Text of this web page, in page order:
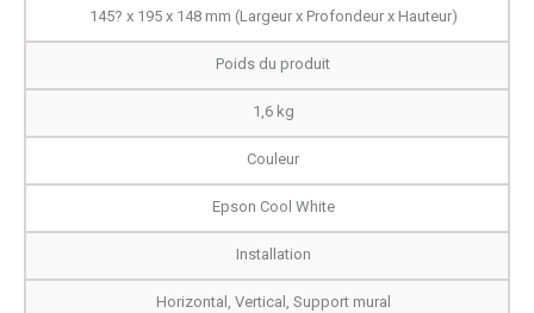
145? x 195 x 148 mm (Largeur x Profondeur x Hauteur)
Poids du produit
1,6 kg
Couleur
Epson Cool White
Installation
Horizontal, Vertical, Support mural